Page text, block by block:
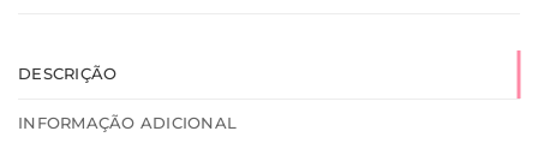
DESCRIÇÃO
INFORMAÇÃO ADICIONAL